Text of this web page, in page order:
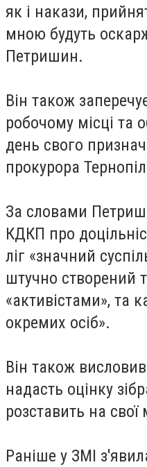
як і накази,
мною будуть
Петришин.
Він також
робочому місці та
день свого
прокурора
За словами
КДКП про
ліг «значний
штучно створений
«активістами», та
окремих осіб».
Він також
надасть оцінку
розставить на свої
Раніше у ЗМІ